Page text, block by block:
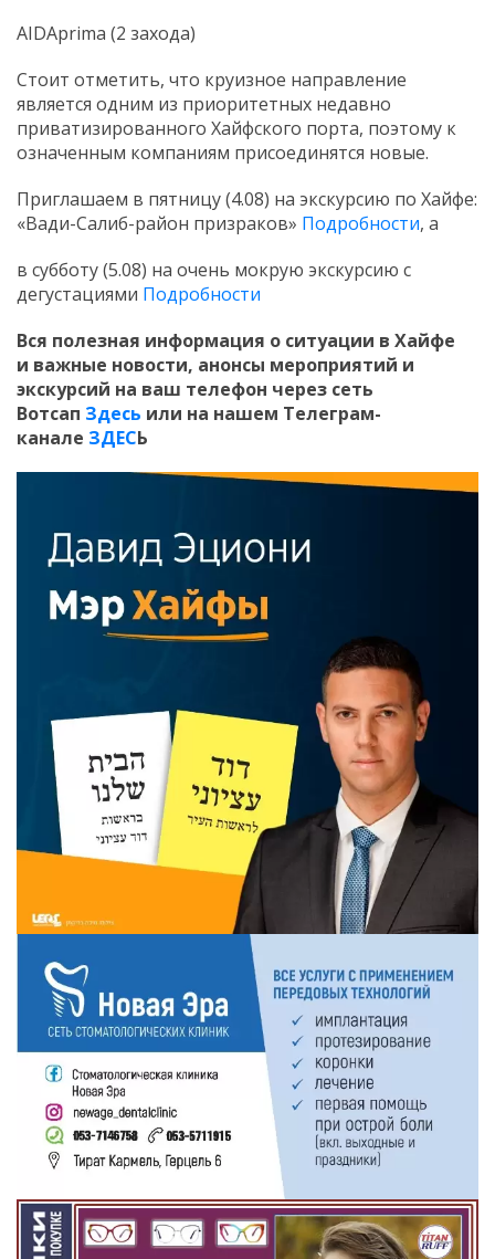
AIDAprima (2 захода)
Стоит отметить, что круизное направление
является одним из приоритетных недавно
приватизированного Хайфского порта, поэтому к
означенным компаниям присоединятся новые.
Приглашаем в пятницу (4.08) на экскурсию по Хайфе:
«Вади-Салиб-район призраков» Подробности, а
в субботу (5.08) на очень мокрую экскурсию с
дегустациями Подробности
Вся полезная информация о ситуации в Хайфе
и важные новости, анонсы мероприятий и
экскурсий на ваш телефон через сеть
Вотсап Здесь или на нашем Телеграм-
канале ЗДЕСЬ